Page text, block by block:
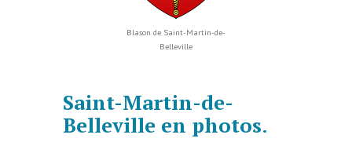
Blason de Saint-Martin-de-
Belleville
Saint-Martin-de-
Belleville en photos.